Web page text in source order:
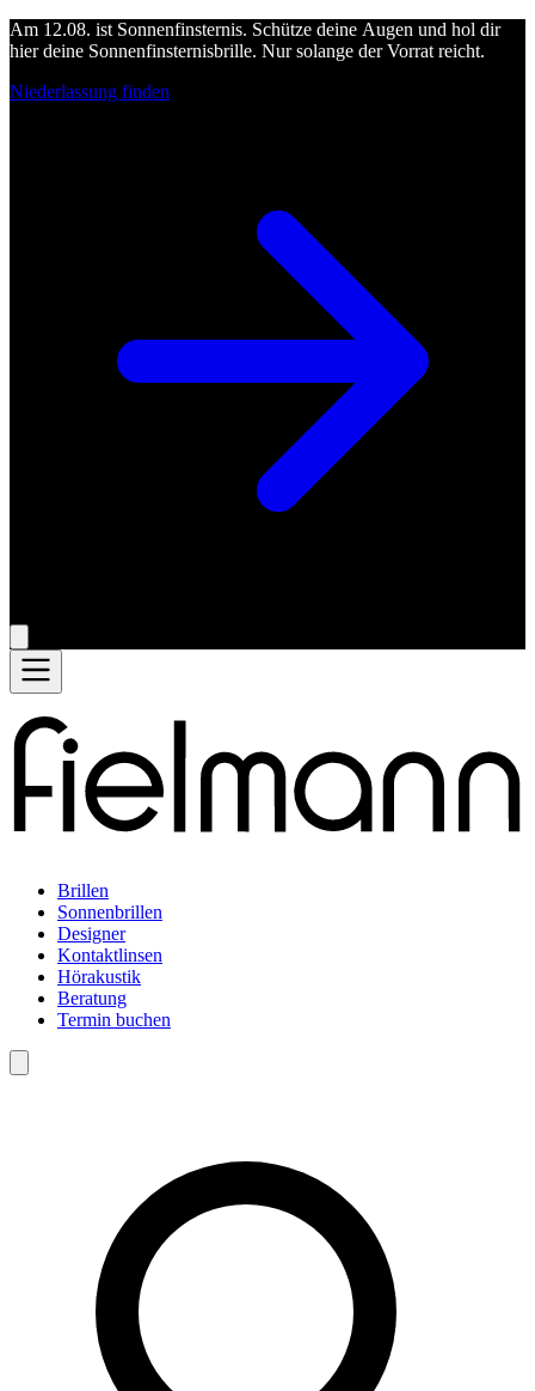
Am 12.08. ist Sonnenfinsternis. Schütze deine Augen und hol dir
hier deine Sonnenfinsternisbrille. Nur solange der Vorrat reicht.
Niederlassung finden
Brillen
Sonnenbrillen
Designer
Kontaktlinsen
Hörakustik
Beratung
Termin buchen